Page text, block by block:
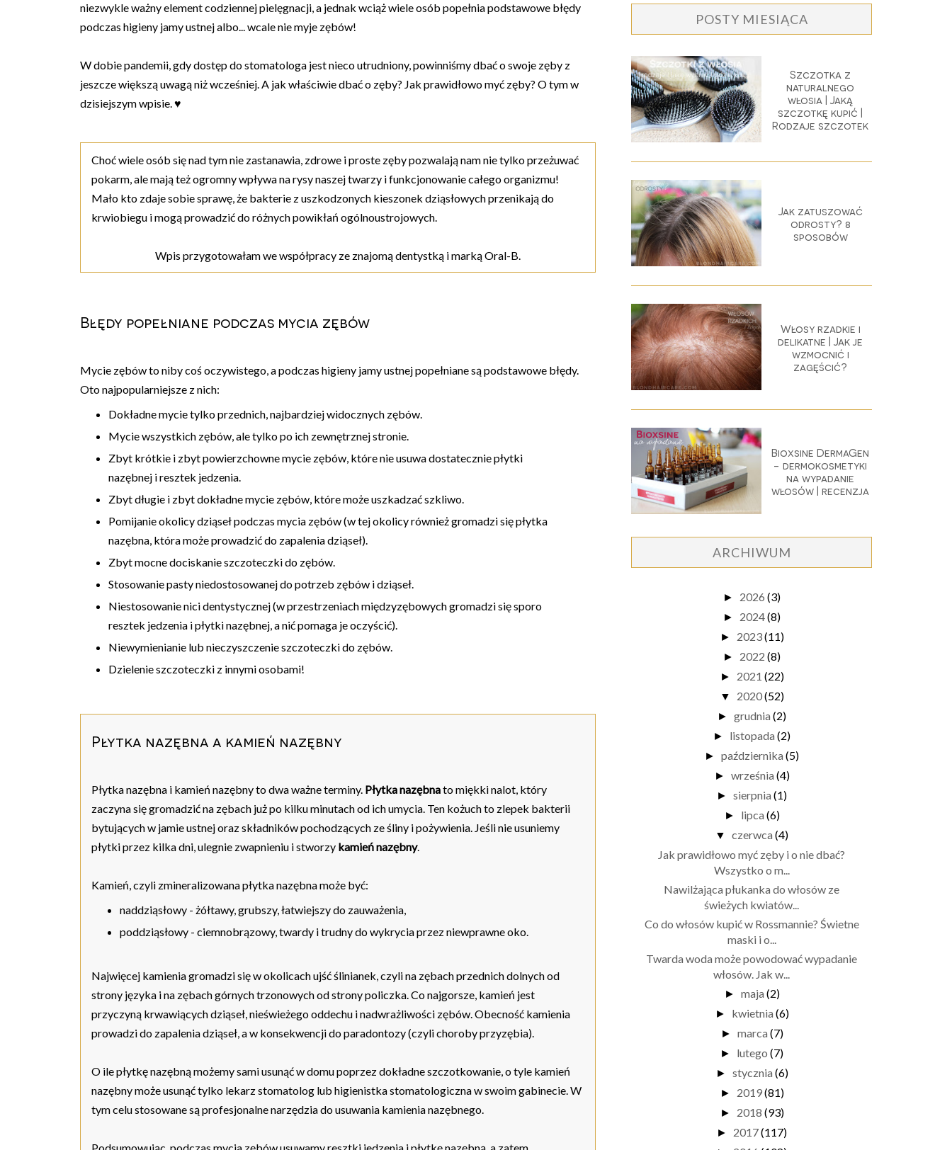
niezwykle ważny element codziennej pielęgnacji, a jednak wciąż wiele osób popełnia podstawowe błędy
podczas higieny jamy ustnej albo... wcale nie myje zębów!
W dobie pandemii, gdy dostęp do stomatologa jest nieco utrudniony, powinniśmy dbać o swoje zęby z
jeszcze większą uwagą niż wcześniej. A jak właściwie dbać o zęby? Jak prawidłowo myć zęby? O tym w
dzisiejszym wpisie. ♥
Choć wiele osób się nad tym nie zastanawia, zdrowe i proste zęby pozwalają nam nie tylko przeżuwać
pokarm, ale mają też ogromny wpływa na rysy naszej twarzy i funkcjonowanie całego organizmu!
Mało kto zdaje sobie sprawę, że bakterie z uszkodzonych kieszonek dziąsłowych przenikają do
krwiobiegu i mogą prowadzić do różnych powikłań ogólnoustrojowych.
Wpis przygotowałam we współpracy ze znajomą dentystką i marką Oral-B.
Błędy popełniane podczas mycia zębów
Mycie zębów to niby coś oczywistego, a podczas higieny jamy ustnej popełniane są podstawowe błędy.
Oto najpopularniejsze z nich:
Dokładne mycie tylko przednich, najbardziej widocznych zębów.
Mycie wszystkich zębów, ale tylko po ich zewnętrznej stronie.
Zbyt krótkie i zbyt powierzchowne mycie zębów, które nie usuwa dostatecznie płytki
nazębnej i resztek jedzenia.
Zbyt długie i zbyt dokładne mycie zębów, które może uszkadzać szkliwo.
Pomijanie okolicy dziąseł podczas mycia zębów (w tej okolicy również gromadzi się płytka
nazębna, która może prowadzić do zapalenia dziąseł).
Zbyt mocne dociskanie szczoteczki do zębów.
Stosowanie pasty niedostosowanej do potrzeb zębów i dziąseł.
Niestosowanie nici dentystycznej (w przestrzeniach międzyzębowych gromadzi się sporo
resztek jedzenia i płytki nazębnej, a nić pomaga je oczyścić).
Niewymienianie lub nieczyszczenie szczoteczki do zębów.
Dzielenie szczoteczki z innymi osobami!
Płytka nazębna a kamień nazębny
Płytka nazębna i kamień nazębny to dwa ważne terminy. Płytka nazębnato miękki nalot, który
zaczyna się gromadzić na zębach już po kilku minutach od ich umycia. Ten kożuch to zlepek bakterii
bytujących w jamie ustnej oraz składników pochodzących ze śliny i pożywienia. Jeśli nie usuniemy
płytki przez kilka dni, ulegnie zwapnieniu i stworzy kamień nazębny.
Kamień, czyli zmineralizowana płytka nazębna może być:
naddziąsłowy - żółtawy, grubszy, łatwiejszy do zauważenia,
poddziąsłowy - ciemnobrązowy, twardy i trudny do wykrycia przez niewprawne oko.
Najwięcej kamienia gromadzi się w okolicach ujść ślinianek, czyli na zębach przednich dolnych od
strony języka i na zębach górnych trzonowych od strony policzka. Co najgorsze, kamień jest
przyczyną krwawiących dziąseł, nieświeżego oddechu i nadwrażliwości zębów. Obecność kamienia
prowadzi do zapalenia dziąseł, a w konsekwencji do paradontozy (czyli choroby przyzębia).
O ile płytkę nazębną możemy sami usunąć w domu poprzez dokładne szczotkowanie, o tyle kamień
nazębny może usunąć tylko lekarz stomatolog lub higienistka stomatologiczna w swoim gabinecie. W
tym celu stosowane są profesjonalne narzędzia do usuwania kamienia nazębnego.
POSTY MIESIĄCA
Szczotka z
naturalnego
włosia | Jaką
szczotkę kupić |
Rodzaje szczotek
Jak zatuszować
odrosty? 8
sposobów
Włosy rzadkie i
delikatne | Jak je
wzmocnić i
zagęścić?
Bioxsine DermaGen
- dermokosmetyki
na wypadanie
włosów | recenzja
ARCHIWUM
► 2026 (3)
► 2024(8)
► 2023(11)
► 2022 (8)
► 2021 (22)
▼ 2020(52)
► grudnia (2)
► listopada (2)
► października (5)
► września (4)
► sierpnia (1)
► lipca (6)
▼ czerwca (4)
Jak prawidłowo myć zęby i o nie dbać?
Wszystko o m...
Nawilżająca płukanka do włosów ze
świeżych kwiatów...
Co do włosów kupić w Rossmannie? Świetne
maski i o...
Twarda woda może powodować wypadanie
włosów. Jak w...
► maja (2)
► kwietnia (6)
► marca (7)
► lutego (7)
► stycznia (6)
► 2019(81)
► 2018 (93)
► 2017(117)